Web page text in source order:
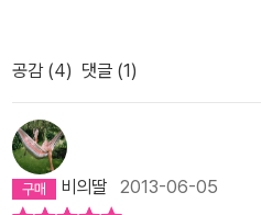
님이 제안을 하셨다.“서평이요?”“
대한 서평을 올리는 거죠. 꾸준히 책
아하는 글도 쓰고, 사람들이 댓글
”“배경지식이 얕은 제 주제에 무슨
요?”자신감을 잃은 마음이 무심코
굳이 형식에 얽매이지 않고 책에 대
공감 (4) 댓글 (1)
비의딸 2013-06-05